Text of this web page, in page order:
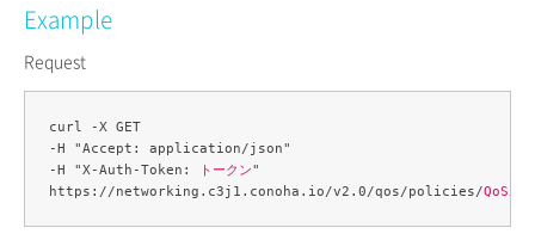
Example
Request
curl -X GET
-H "Accept: application/json"
-H "X-Auth-Token:
トークン"
https://networking.c3j1.conoha.io/v2.0/qos/policies/QoSポ